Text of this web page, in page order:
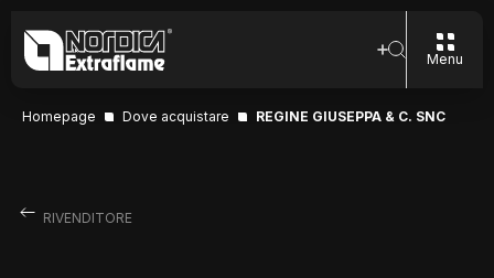
Menu
Homepage Dove acquistare REGINE GIUSEPPA & C. SNC
RIVENDITORE